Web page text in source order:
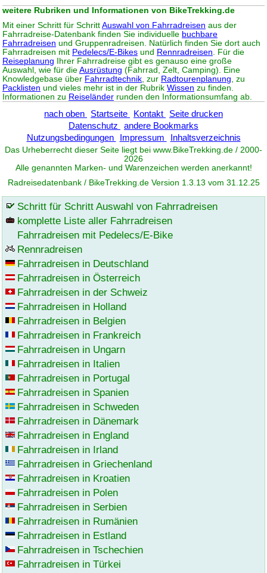
weitere Rubriken und Informationen von BikeTrekking.de
Mit einer Schritt für Schritt Auswahl von Fahrradreisen aus der
Fahrradreise-Datenbank finden Sie individuelle buchbare
Fahrradreisen und Gruppenradreisen. Natürlich finden Sie dort auch
Fahrradreisen mit Pedelecs/E-Bikes und Rennradreisen. Für die
Reiseplanung Ihrer Fahrradreise gibt es genauso eine große
Auswahl, wie für die Ausrüstung (Fahrrad, Zelt, Camping). Eine
Knowledgebase über Fahrradtechnik, zur Radtourenplanung, zu
Packlisten und vieles mehr ist in der Rubrik Wissen zu finden.
Informationen zu Reiseländer runden den Informationsumfang ab.
nach oben Startseite Kontakt
Seite drucken
Datenschutz
andere Bookmarks
Nutzungsbedingungen
Impressum Inhaltsverzeichnis
Das Urheberrecht dieser Seite liegt bei www. BikeTrekking.de / 2000-
2026
Alle genannten Marken- und Warenzeichen werden anerkannt!
Radreisedatenbank / BikeTrekking.de Version 1.3.13 vom 31.12.25
Schritt für Schritt Auswahl von Fahrradreisen
komplette Liste aller Fahrradreisen
Fahrradreisen mit Pedelecs/E-Bike
Rennradreisen
Fahrradreisen in Deutschland
Fahrradreisen in Österreich
Fahrradreisen in der Schweiz
Fahrradreisen in Holland
Fahrradreisen in Belgien
Fahrradreisen in Frankreich
Fahrradreisen in Ungarn
Fahrradreisen in Italien
Fahrradreisen in Portugal
Fahrradreisen in Spanien
Fahrradreisen in Schweden
Fahrradreisen in Dänemark
Fahrradreisen in England
Fahrradreisen in Irland
Fahrradreisen in Griechenland
Fahrradreisen in Kroatien
Fahrradreisen in Polen
Fahrradreisen in Serbien
Fahrradreisen in Rumänien
Fahrradreisen in Estland
Fahrradreisen in Tschechien
Fahrradreisen in Türkei